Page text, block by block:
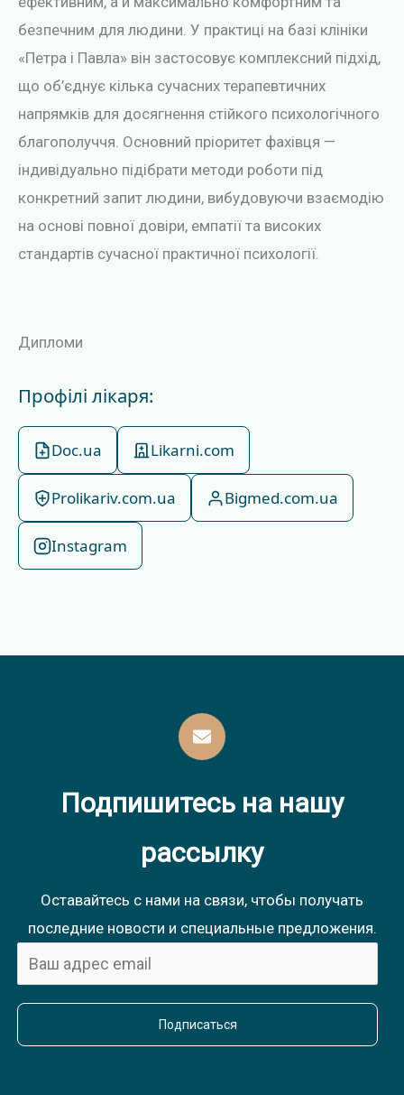
безпечним для людини. У практиці на базі клініки
«Петра і Павла» він застосовує комплексний підхід,
що об’єднує кілька сучасних терапевтичних
напрямків для досягнення стійкого психологічного
благополуччя. Основний пріоритет фахівця —
індивідуально підібрати методи роботи під
конкретний запит людини, вибудовуючи взаємодію
на основі повної довіри, емпатії та високих
стандартів сучасної практичної психології.
Дипломи
Профілі лікаря:
Doc.ua Likarni.com
Prolikariv.com.ua Bigmed.com.ua
Instagram
Подпишитесь на нашу
рассылку
Оставайтесь с нами на связи, чтобы получать
последние новости и специальные предложения.
Подписаться